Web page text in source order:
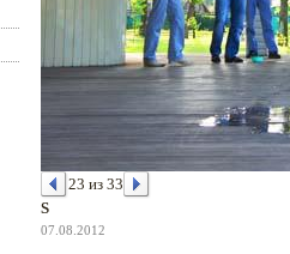
23 из 33
S
07.08.2012